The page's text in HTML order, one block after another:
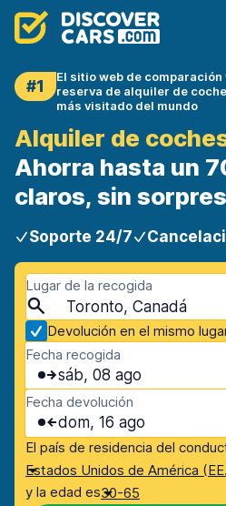
#1
El sitio web de comparación
reserva de alquiler de
más visitado del mundo
Alquiler de
Ahorra hasta un
claros, sin
Soporte 24/7
Lugar de la recogida
Toronto, Canadá
Devolución en el mismo
Fecha recogida
sáb, 08 ago
Fecha devolución
dom, 16 ago
El país de residencia del
Estados Unidos de América
y la edad es30-65